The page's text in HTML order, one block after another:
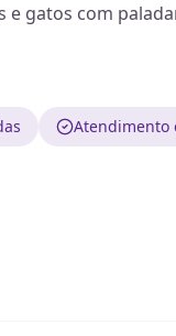
e gatos com
Atendimento